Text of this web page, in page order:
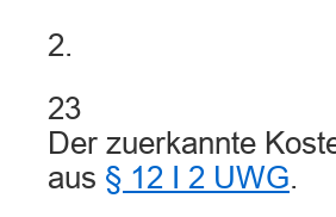
2.
23
Der zuerkannte
aus § 12 I 2 UWG.